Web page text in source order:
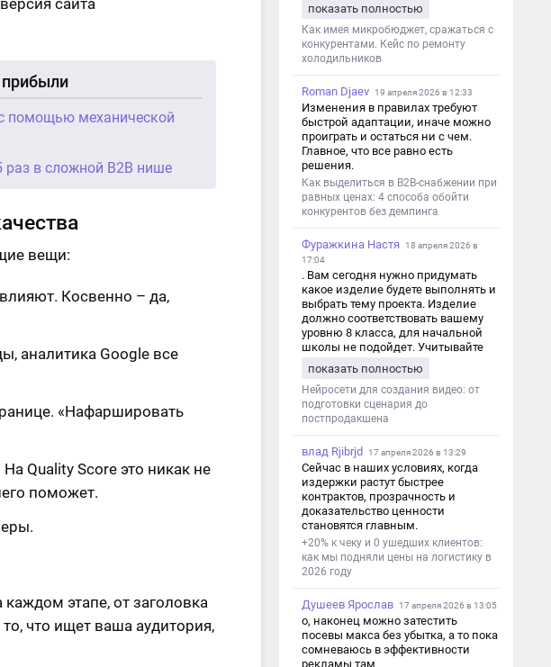
прибыли
помощью механической
раз в сложной B2B нише
вещи:
Косвенно – да,
аналитика Google все
«Нафаршировать
Quality Score это никак не
поможет.
каждом этапе, от заголовка
что ищет ваша аудитория,
и ловит самый горячий трафик,
тогда как SEO в таких задачах
просто не успевает.
показать полностью
Как имея микробюджет, сражаться с
конкурентами. Кейс по ремонту
холодильников
Roman Djaev 19 апреля 2026 в 12:33
Изменения в правилах требуют
быстрой адаптации, иначе можно
проиграть и остаться ни с чем.
Главное, что все равно есть
решения.
Как выделиться в B2B-снабжении при
равных ценах: 4 способа обойти
конкурентов без демпинга
Фуражкина Настя
18 апреля 2026 в
17:04
. Вам сегодня нужно придумать
какое изделие будете выполнять и
выбрать тему проекта. Изделие
должно соответствовать вашему
уровню 8 класса, для начальной
школы не подойдет. Учитывайте
уровня работы. Структура проекта 1.
Титульный лист - Название школы.
- Тип работы: «Проектная работа». -
Тема проекта. - Кто выполнил:
должность учителя. - Город, год. 2.
Введение - Актуальность темы
(почему это важно). - Цель и
задачи проекта. - Объект и предмет
исследования. - Методы работы. 3.
Основная часть - Теоретическая
основные понятия. - Практическая
глава: что сделано (исследование,
опрос, создание изделия и т. д.). -
Заключение - Краткие выводы по
проекту. - Достигнута ли цель. -
Практическая значимость работы.
5. Список литературы Перечень
использованных книг, статей,
показать полностью
Нейросети для создания видео: от
подготовки сценария до
постпродакшена
влад Rjibrjd 17 апреля 2026 в 13:29
Сейчас в наших условиях, когда
издержки растут быстрее
контрактов, прозрачность и
доказательство ценности
становятся главным.
+20% к чеку и 0 ушедших клиентов:
как мы подняли цены на логистику в
2026 году
Душеев Ярослав 17 апреля 2026 в 13:05
о, наконец можно затестить
посевы макса без убытка, а то пока
сомневаюсь в эффективности
рекламы там